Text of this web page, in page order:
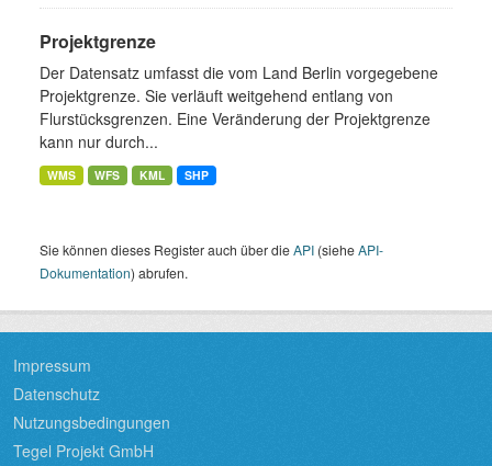
Projektgrenze
Der Datensatz umfasst die vom Land Berlin vorgegebene
Projektgrenze. Sie verläuft weitgehend entlang von
Flurstücksgrenzen. Eine Veränderung der Projektgrenze
kann nur durch...
WMS WFS KML SHP
Sie können dieses Register auch über dieAPI (sieheAPI-
Dokumentation) abrufen.
Impressum
Datenschutz
Nutzungsbedingungen
Tegel Projekt GmbH